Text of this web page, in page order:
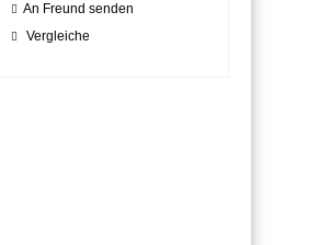
An Freund senden
Vergleiche